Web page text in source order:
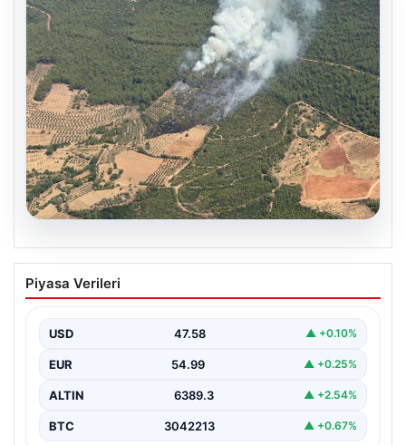
Muğla Yatağan’da orman yangını
Piyasa Verileri
USD 47.58 ▲ +0.10%
EUR 54.99 ▲ +0.25%
ALTIN 6389.3 ▲ +2.54%
BTC 3042213 ▲ +0.67%